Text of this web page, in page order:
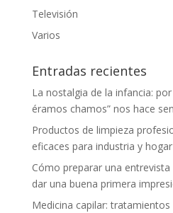
Televisión
Varios
Entradas recientes
La nostalgia de la infancia:
éramos chamos” nos hace
Productos de limpieza
eficaces para industria y hogar
Cómo preparar una
dar una buena primera
Medicina capilar: